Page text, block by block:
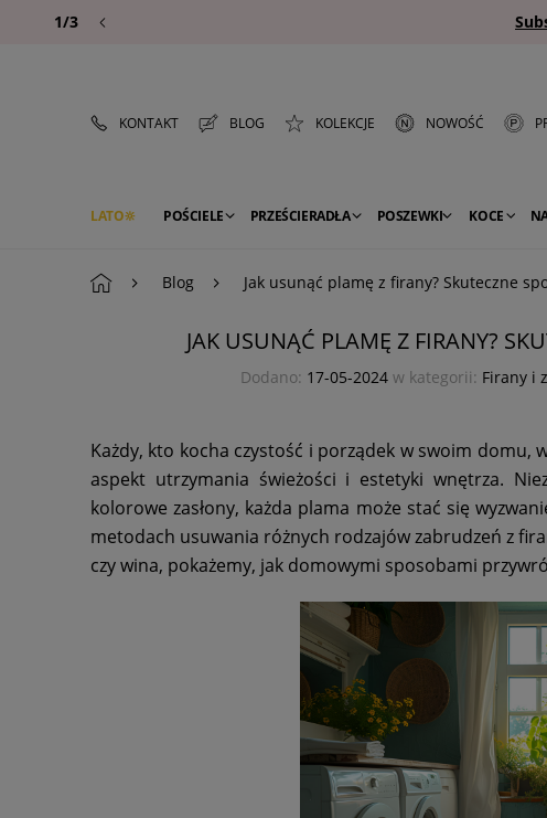
1/3
KONTAKT BLOG KOLEKCJE NOWOŚĆ
LATO POŚCIELE PRZEŚCIERADŁA POSZEWKI KOCE
Blog Jak usunąć plamę z firany? Skuteczne
JAK USUNĄĆ PLAMĘ Z FIRANY?
Dodano: 17-05-2024 w kategorii: Firany i
Każdy, kto kocha czystość i porządek w swoim
aspekt utrzymania świeżości i estetyki wnętrza.
kolorowe zasłony, każda plama może stać się
metodach usuwania różnych rodzajów zabrudzeń z
czy wina, pokażemy, jak domowymi sposobami